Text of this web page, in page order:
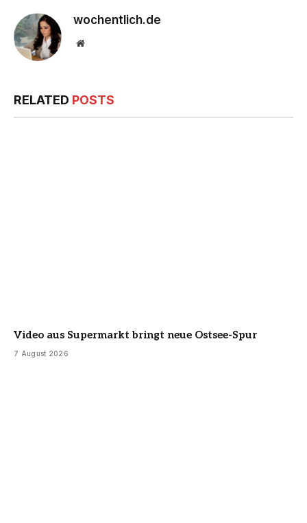
wochentlich.de
Website
RELATED POSTS
Video aus Supermarkt bringt neue Ostsee-Spur
7 August 2026